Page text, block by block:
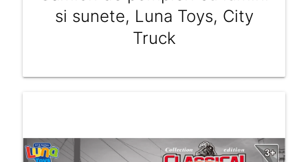
si sunete, Luna Toys, City
Truck